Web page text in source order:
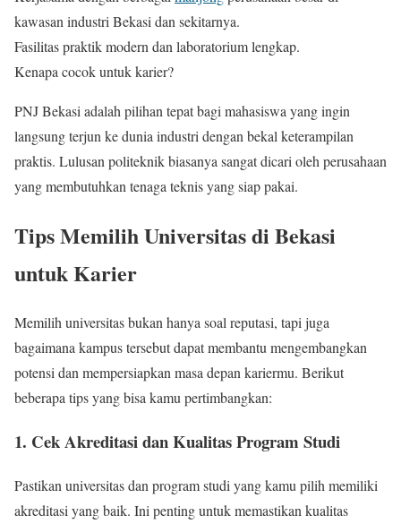
kawasan industri Bekasi dan sekitarnya.
Fasilitas praktik modern dan laboratorium lengkap.
Kenapa cocok untuk karier?
PNJ Bekasi adalah pilihan tepat bagi mahasiswa yang ingin
langsung terjun ke dunia industri dengan bekal keterampilan
praktis. Lulusan politeknik biasanya sangat dicari oleh perusahaan
yang membutuhkan tenaga teknis yang siap pakai.
Tips Memilih Universitas di Bekasi
untuk Karier
Memilih universitas bukan hanya soal reputasi, tapi juga
bagaimana kampus tersebut dapat membantu mengembangkan
potensi dan mempersiapkan masa depan kariermu. Berikut
beberapa tips yang bisa kamu pertimbangkan:
1. Cek Akreditasi dan Kualitas Program Studi
Pastikan universitas dan program studi yang kamu pilih memiliki
akreditasi yang baik. Ini penting untuk memastikan kualitas